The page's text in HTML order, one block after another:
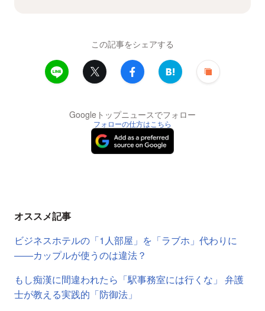
この記事をシェアする
Googleトップニュースでフォロー
フォローの仕方はこちら
オススメ記事
ビジネスホテルの「1人部屋」を「ラブホ」代わりに
――カップルが使うのは違法？
もし痴漢に間違われたら「駅事務室には行くな」 弁護
士が教える実践的「防御法」